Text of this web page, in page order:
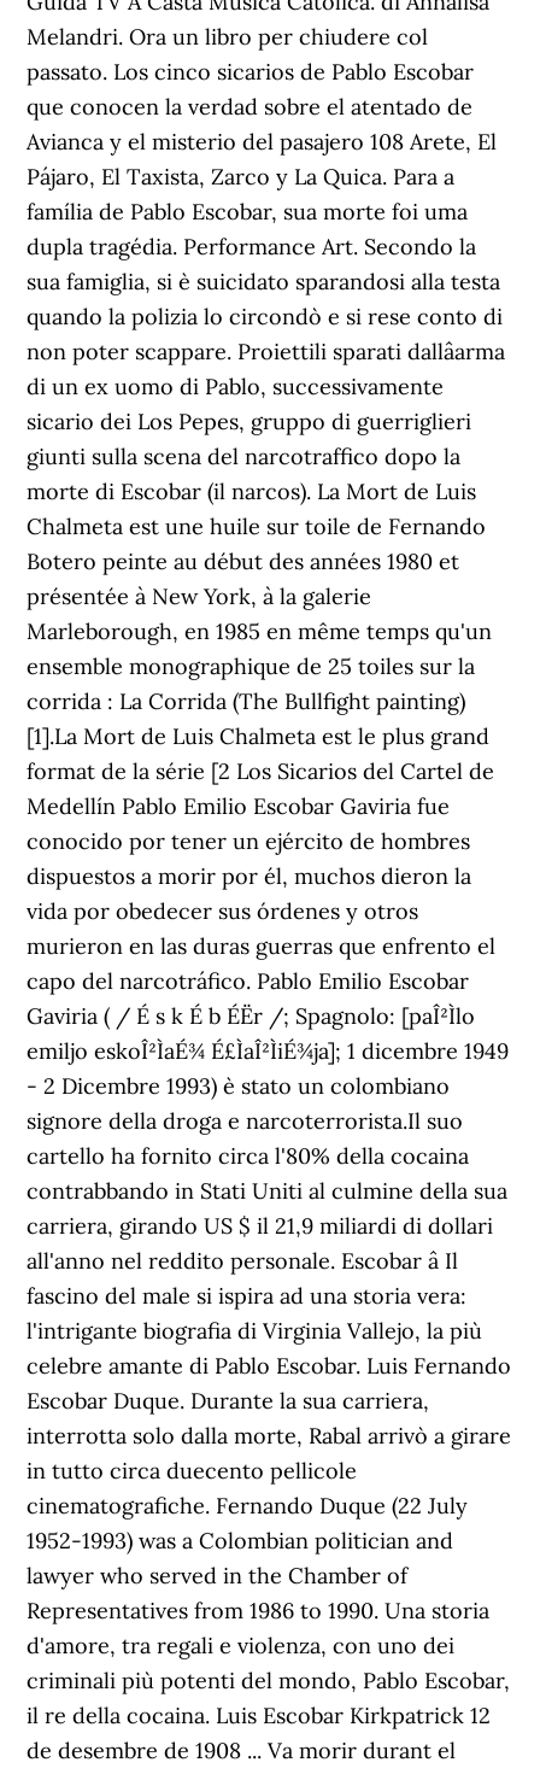
Melandri. Ora un libro per chiudere col
passato. Los cinco sicarios de Pablo Escobar
que conocen la verdad sobre el atentado de
Avianca y el misterio del pasajero 108 Arete, El
Pájaro, El Taxista, Zarco y La Quica. Para a
família de Pablo Escobar, sua morte foi uma
dupla tragédia. Performance Art. Secondo la
sua famiglia, si è suicidato sparandosi alla testa
quando la polizia lo circondò e si rese conto di
non poter scappare. Proiettili sparati dallâarma
di un ex uomo di Pablo, successivamente
sicario dei Los Pepes, gruppo di guerriglieri
giunti sulla scena del narcotraffico dopo la
morte di Escobar (il narcos). La Mort de Luis
Chalmeta est une huile sur toile de Fernando
Botero peinte au début des années 1980 et
présentée à New York, à la galerie
Marleborough, en 1985 en même temps qu'un
ensemble monographique de 25 toiles sur la
corrida : La Corrida (The Bullfight painting)
[1].La Mort de Luis Chalmeta est le plus grand
format de la série [2 Los Sicarios del Cartel de
Medellín Pablo Emilio Escobar Gaviria fue
conocido por tener un ejército de hombres
dispuestos a morir por él, muchos dieron la
vida por obedecer sus órdenes y otros
murieron en las duras guerras que enfrento el
capo del narcotráfico. Pablo Emilio Escobar
Gaviria ( / É s k É b ÉËr /; Spagnolo: [paÎ²Ìlo
emiljo eskoÎ²ÌaÉ¾ É£ÌaÎ²ÌiÉ¾ja]; 1 dicembre 1949
- 2 Dicembre 1993) è stato un colombiano
signore della droga e narcoterrorista.Il suo
cartello ha fornito circa l'80% della cocaina
contrabbando in Stati Uniti al culmine della sua
carriera, girando US $ il 21,9 miliardi di dollari
all'anno nel reddito personale. Escobar â Il
fascino del male si ispira ad una storia vera:
l'intrigante biografia di Virginia Vallejo, la più
celebre amante di Pablo Escobar. Luis Fernando
Escobar Duque. Durante la sua carriera,
interrotta solo dalla morte, Rabal arrivò a girare
in tutto circa duecento pellicole
cinematografiche. Fernando Duque (22 July
1952-1993) was a Colombian politician and
lawyer who served in the Chamber of
Representatives from 1986 to 1990. Una storia
d'amore, tra regali e violenza, con uno dei
criminali più potenti del mondo, Pablo Escobar,
il re della cocaina. Luis Escobar Kirkpatrick 12
de desembre de 1908 ... Va morir durant el